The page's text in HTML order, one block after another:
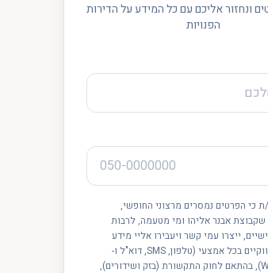
ונחזור אליכם עם כל המידע על הדירות
הפנויות
כי הפרטים נמסרים מרצוני החופשי,
אבנר אליהו ומי מטעמה, לרבות
ייצרו עמי קשר ויעבירו אליי מידע
ותכנים שיווקיים בכל אמצעי (טלפון, SMS, דוא"ל ו-
WhatsApp), בהתאם לחוק התקשורת (בזק ושידורים),